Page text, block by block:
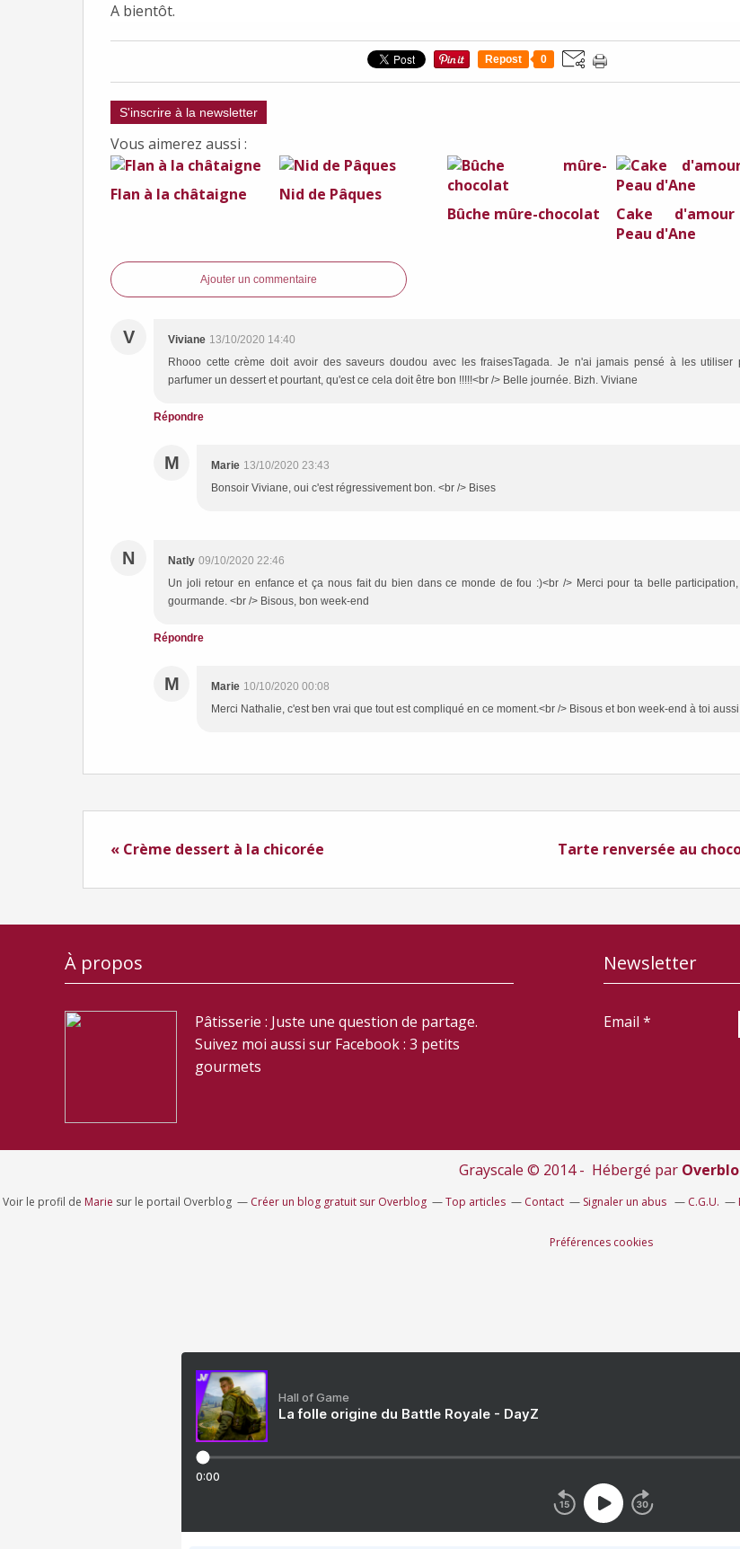
A bientôt.
Repost 0
S'inscrire à la newsletter
Vous aimerez aussi :
Flan à la châtaigne
Nid de Pâques
Bûche mûre-chocolat
Cake
Peau d'Ane
Ajouter un commentaire
V Viviane 13/10/2020 14:40
Rhooo cette crème doit avoir des saveurs doudou avec les fraisesTagada. Je n'ai jamais pensé à les utiliser
parfumer un dessert et pourtant, qu'est ce cela doit être bon !!!!!<br /> Belle journée. Bizh. Viviane
Répondre
M Marie 13/10/2020 23:43
Bonsoir Viviane, oui c'est régressivement bon. <br /> Bises
N Natly 09/10/2020 22:46
Un joli retour en enfance et ça nous fait du bien dans ce monde de fou :)<br /> Merci pour ta belle
gourmande. <br /> Bisous, bon week-end
Répondre
M Marie 10/10/2020 00:08
Merci Nathalie, c'est ben vrai que tout est compliqué en ce moment.<br /> Bisous et bon week-end à toi
« Crème dessert à la chicorée Tarte renversée au
À propos
Pâtisserie : Juste une question de partage.
Suivez moi aussi sur Facebook : 3 petits
gourmets
Newsletter
Email
Grayscale © 2014 - Hébergé par
Voir le profil de Marie sur le portail Overblog Créer un blog gratuit sur Overblog Top articles Contact Signaler un abus C.G.U.
Préférences cookies
Hall of Game
La folle origine du Battle Royale - DayZ
0:00